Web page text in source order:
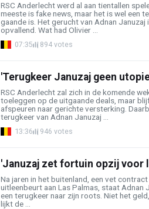
RSC Anderlecht werd al aan tientallen
meeste is fake news, maar het is wel een
gaande is. Het gerucht van Adnan Januzaj
opvallend. Wat had Olivier ...
07:35 894 votes
'Terugkeer Januzaj geen
RSC Anderlecht zal zich in de komende
toeleggen op de uitgaande deals, maar
afspeuren naar gerichte versterking.
terugkeer van Adnan Januzaj ...
13:36 946 votes
'Januzaj zet fortuin opzij voor
Na jaren in het buitenland, een vet contract
uitleenbeurt aan Las Palmas, staat Adnan
een terugkeer naar zijn roots. Niet het
lijkt de ...